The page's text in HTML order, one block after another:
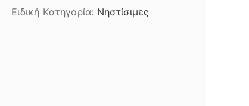
Ειδική Κατηγορία: Νηστίσιμες